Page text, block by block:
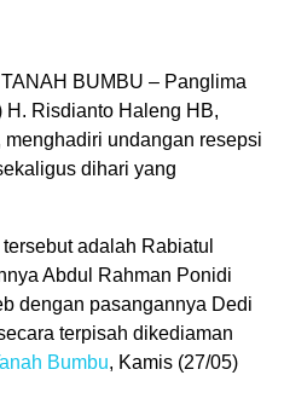
BUMBU – Panglima
H. Risdianto Haleng HB,
undangan resepsi
dihari yang
adalah Rabiatul
Abdul Rahman Ponidi
dengan pasangannya Dedi
terpisah dikediaman
Bumbu, Kamis (27/05)